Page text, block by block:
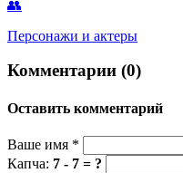
👥
Персонажи и актеры
Комментарии (0)
Оставить комментарий
Ваше имя *
Капча: 7 - 7 = ?